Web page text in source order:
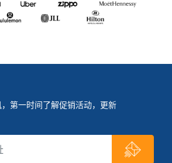
第一时间了解促销活动，更新